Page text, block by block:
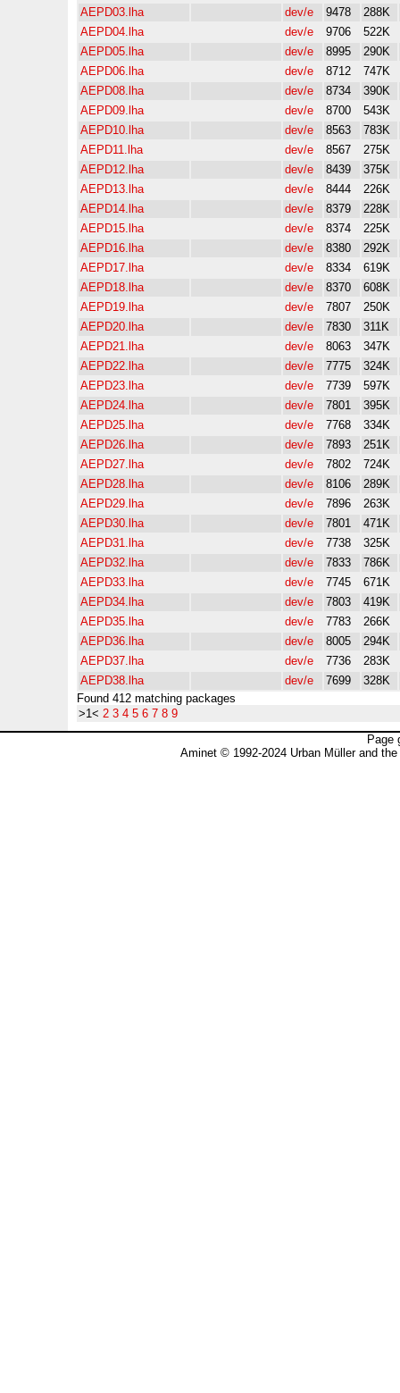
AEPD03.lha
dev/e 9478
288K
AEPD04.lha
dev/e 9706
522K
AEPD05.lha
dev/e 8995
290K
AEPD06.lha
dev/e 8712
747K
AEPD08.lha
dev/e 8734
390K
AEPD09.lha
dev/e 8700
543K
AEPD10.lha
dev/e 8563
783K
AEPD11.lha
dev/e 8567
275K
AEPD12.lha
dev/e 8439
375K
AEPD13.lha
dev/e 8444
226K
AEPD14.lha
dev/e 8379
228K
AEPD15.lha
dev/e 8374
225K
AEPD16.lha
dev/e 8380
292K
AEPD17.lha
dev/e 8334
619K
AEPD18.lha
dev/e 8370
608K
AEPD19.lha
dev/e 7807
250K
AEPD20.lha
dev/e 7830
311K
AEPD21.lha
dev/e 8063
347K
AEPD22.lha
dev/e 7775
324K
AEPD23.lha
dev/e 7739
597K
AEPD24.lha
dev/e 7801
395K
AEPD25.lha
dev/e 7768
334K
AEPD26.lha
dev/e 7893
251K
AEPD27.lha
dev/e 7802
724K
AEPD28.lha
dev/e 8106
289K
AEPD29.lha
dev/e 7896
263K
AEPD30.lha
dev/e 7801
471K
AEPD31.lha
dev/e 7738
325K
AEPD32.lha
dev/e 7833
786K
AEPD33.lha
dev/e 7745
671K
AEPD34.lha
dev/e 7803
419K
AEPD35.lha
dev/e 7783
266K
AEPD36.lha
dev/e 8005
294K
AEPD37.lha
dev/e 7736
283K
AEPD38.lha
dev/e 7699
328K
Found 412 matching packages
>1< 2 3 4 5 6 7 8 9
Page
Aminet © 1992-2024 Urban Müller and the